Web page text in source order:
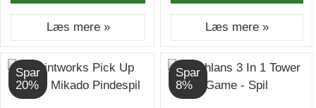
Læs mere » Læs mere »
Spar
20%
Spar
8%